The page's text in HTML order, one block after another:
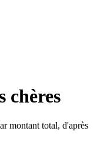
chères
montant total, d'après